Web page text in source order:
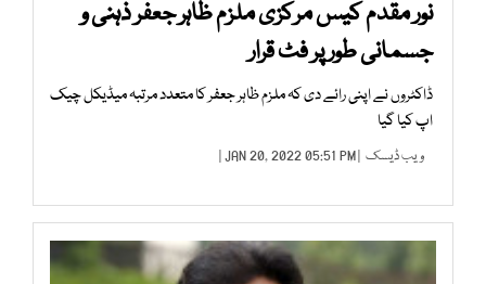
نور مقدم کیس مرکزی ملزم ظاہر جعفر ذہنی و
جسمانی طور پر فٹ قرار
ڈاکٹروں نے اپنی رائے دی کہ ملزم ظاہر جعفر کا متعدد مرتبہ میڈیکل چیک
اپ کیا گیا
ویب ڈیسک | JAN 20, 2022 05:51 PM |